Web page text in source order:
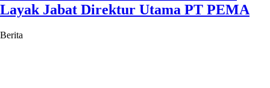
Layak Jabat Direktur Utama PT PEMA
Berita